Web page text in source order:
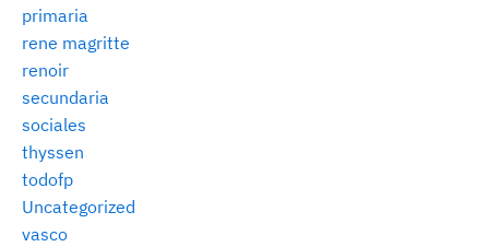
primaria
rene magritte
renoir
secundaria
sociales
thyssen
todofp
Uncategorized
vasco